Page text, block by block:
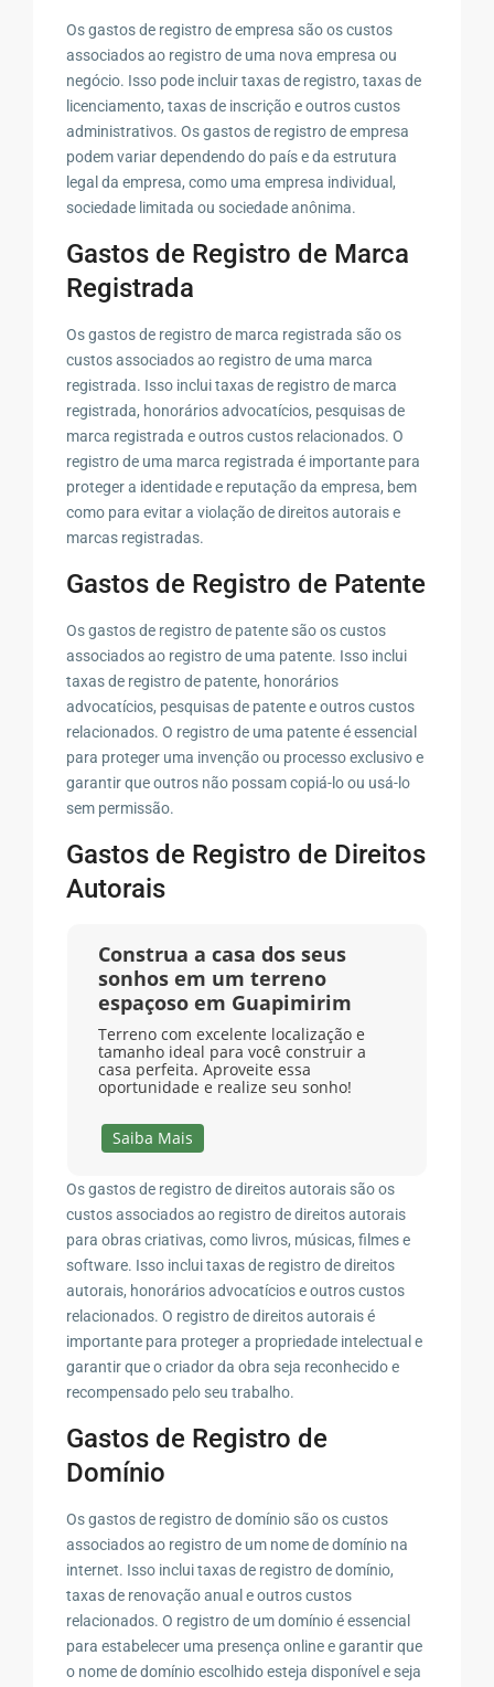
Os gastos de registro de empresa são os custos
associados ao registro de uma nova empresa ou
negócio. Isso pode incluir taxas de registro, taxas de
licenciamento, taxas de inscrição e outros custos
administrativos. Os gastos de registro de empresa
podem variar dependendo do país e da estrutura
legal da empresa, como uma empresa individual,
sociedade limitada ou sociedade anônima.
Gastos de Registro de Marca
Registrada
Os gastos de registro de marca registrada são os
custos associados ao registro de uma marca
registrada. Isso inclui taxas de registro de marca
registrada, honorários advocatícios, pesquisas de
marca registrada e outros custos relacionados. O
registro de uma marca registrada é importante para
proteger a identidade e reputação da empresa, bem
como para evitar a violação de direitos autorais e
marcas registradas.
Gastos de Registro de Patente
Os gastos de registro de patente são os custos
associados ao registro de uma patente. Isso inclui
taxas de registro de patente, honorários
advocatícios, pesquisas de patente e outros custos
relacionados. O registro de uma patente é essencial
para proteger uma invenção ou processo exclusivo e
garantir que outros não possam copiá-lo ou usá-lo
sem permissão.
Gastos de Registro de Direitos
Autorais
Construa a casa dos seus
sonhos em um terreno
espaçoso em Guapimirim
Terreno com excelente localização e
tamanho ideal para você construir a
casa perfeita. Aproveite essa
oportunidade e realize seu sonho!
Saiba Mais
Os gastos de registro de direitos autorais são os
custos associados ao registro de direitos autorais
para obras criativas, como livros, músicas, filmes e
software. Isso inclui taxas de registro de direitos
autorais, honorários advocatícios e outros custos
relacionados. O registro de direitos autorais é
importante para proteger a propriedade intelectual e
garantir que o criador da obra seja reconhecido e
recompensado pelo seu trabalho.
Gastos de Registro de
Domínio
Os gastos de registro de domínio são os custos
associados ao registro de um nome de domínio na
internet. Isso inclui taxas de registro de domínio,
taxas de renovação anual e outros custos
relacionados. O registro de um domínio é essencial
para estabelecer uma presença online e garantir que
o nome de domínio escolhido esteja disponível e seja